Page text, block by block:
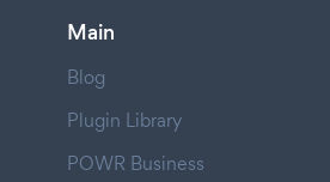
Main
Blog
Plugin Library
POWR Business